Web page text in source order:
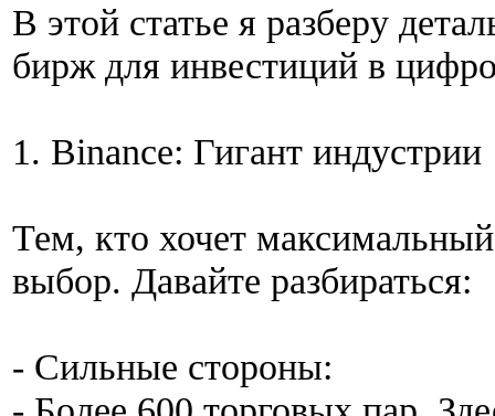
В этой статье я разберу
бирж для инвестиций в
1. Binance: Гигант индустрии
Тем, кто хочет
выбор. Давайте разбираться:
- Сильные стороны: